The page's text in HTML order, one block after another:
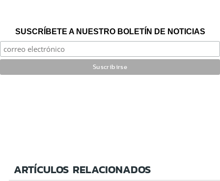
SUSCRÍBETE A NUESTRO BOLETÍN DE NOTICIAS
ARTÍCULOS RELACIONADOS